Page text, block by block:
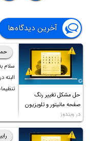
آخرین دیدگاه‌ها
حل مشکل تغییر رنگ
صفحه مانیتور و تلویزیون
در ویندوز
سلام